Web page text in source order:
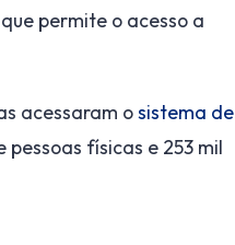
permite o acesso a
acessaram osistema de
físicas e 253 mil